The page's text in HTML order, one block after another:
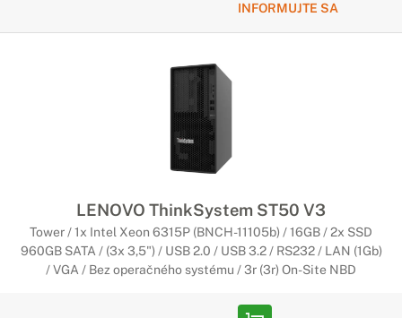
INFORMUJTE SA
LENOVO ThinkSystem ST50 V3
Tower / 1x Intel Xeon 6315P (BNCH-11105b) / 16GB / 2x SSD
960GB SATA / (3x 3,5") / USB 2.0 / USB 3.2 / RS232 / LAN (1Gb)
/ VGA / Bez operačného systému / 3r (3r) On-Site NBD